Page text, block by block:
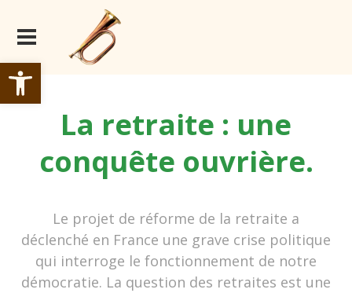
Ouvrir la barre d’outils
La retraite : une
conquête ouvrière.
Le projet de réforme de la retraite a
déclenché en France une grave crise politique
qui interroge le fonctionnement de notre
démocratie. La question des retraites est une